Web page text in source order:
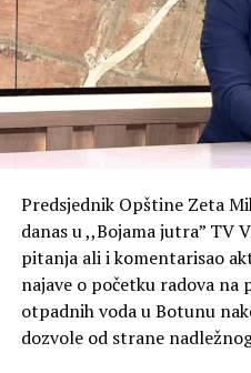
Predsjednik Opštine Zeta
danas u ,,Bojama jutra” TV
pitanja ali i komentarisao
najave o početku radova na
otpadnih voda u Botunu
dozvole od strane